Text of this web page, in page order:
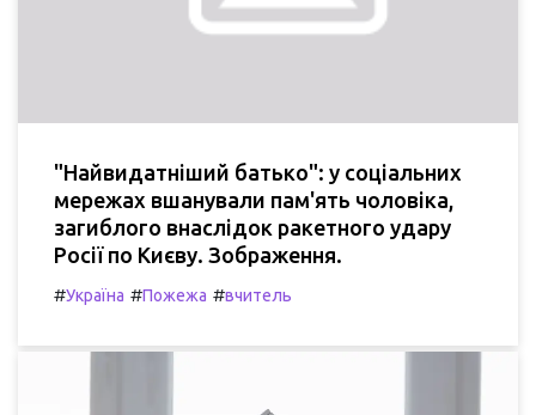
"Найвидатніший батько": у соціальних
мережах вшанували пам'ять чоловіка,
загиблого внаслідок ракетного удару
Росії по Києву. Зображення.
#Україна #Пожежа #вчитель